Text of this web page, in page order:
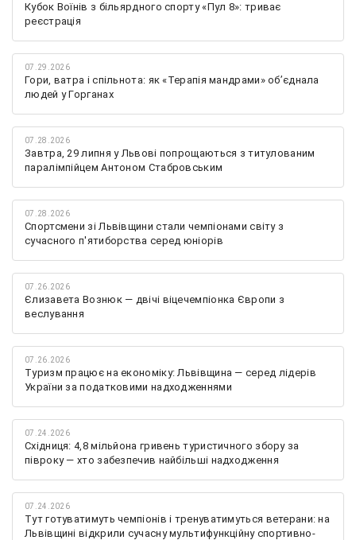
Кубок Воїнів з більярдного спорту «Пул 8»: триває
реєстрація
07.29.2026
Гори, ватра і спільнота: як «Терапія мандрами» об’єднала
людей у Горганах
07.28.2026
Завтра, 29 липня у Львові попрощаються з титулованим
паралімпійцем Антоном Стабровським
07.28.2026
Спортсмени зі Львівщини стали чемпіонами світу з
сучасного п'ятиборства серед юніорів
07.26.2026
Єлизавета Вознюк — двічі віцечемпіонка Європи з
веслування
07.26.2026
Туризм працює на економіку: Львівщина — серед лідерів
України за податковими надходженнями
07.24.2026
Східниця: 4,8 мільйона гривень туристичного збору за
півроку — хто забезпечив найбільші надходження
07.24.2026
Тут готуватимуть чемпіонів і тренуватимуться ветерани: на
Львівщині відкрили сучасну мультифункційну спортивно-